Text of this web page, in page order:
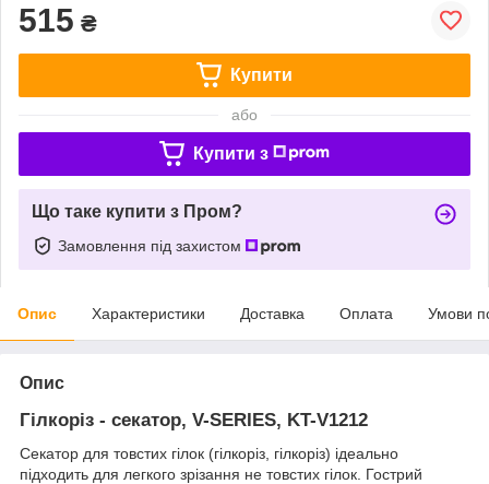
515 ₴
Купити
або
Купити з
Що таке купити з Пром?
Замовлення під захистом
Опис Характеристики Доставка Оплата Умови
Опис
Гілкоріз - секатор, V-SERIES, KT-V1212
Секатор для товстих гілок (гілкоріз, гілкоріз) ідеально
підходить для легкого зрізання не товстих гілок. Гострий